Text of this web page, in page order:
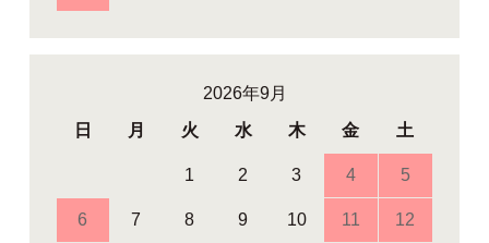
2026年9月
日
月 火 水 木 金 土
1 2 3 4 5
6 7 8 9 10 11 12